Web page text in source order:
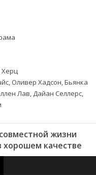
Херц
Оливер Хадсон, Бьянка
Лав, Дайан Селлерс,
жизни
хорошем качестве